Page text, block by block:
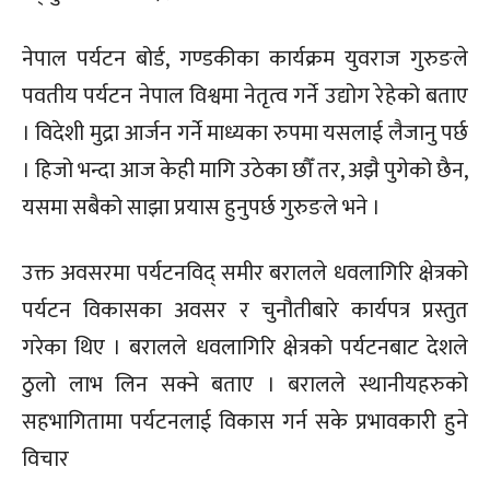
नेपाल पर्यटन बोर्ड, गण्डकीका कार्यक्रम युवराज गुरुङले
पवतीय पर्यटन नेपाल विश्वमा नेतृत्व गर्ने उद्योग रेहेको बताए
। विदेशी मुद्रा आर्जन गर्ने माध्यका रुपमा यसलाई लैजानु पर्छ
। हिजो भन्दा आज केही मागि उठेका छौँ तर, अझै पुगेको छैन,
यसमा सबैको साझा प्रयास हुनुपर्छ गुरुङले भने ।
उक्त अवसरमा पर्यटनविद् समीर बरालले धवलागिरि क्षेत्रको
पर्यटन विकासका अवसर र चुनौतीबारे कार्यपत्र प्रस्तुत
गरेका थिए । बरालले धवलागिरि क्षेत्रको पर्यटनबाट देशले
ठुलो लाभ लिन सक्ने बताए । बरालले स्थानीयहरुको
सहभागितामा पर्यटनलाई विकास गर्न सके प्रभावकारी हुने
विचार